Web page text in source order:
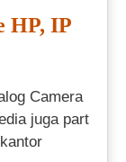
HP, IP
Camera
juga part